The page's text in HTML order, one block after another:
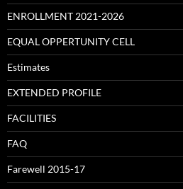
ENROLLMENT 2021-2026
EQUAL OPPERTUNITY CELL
Estimates
EXTENDED PROFILE
FACILITIES
FAQ
Farewell 2015-17